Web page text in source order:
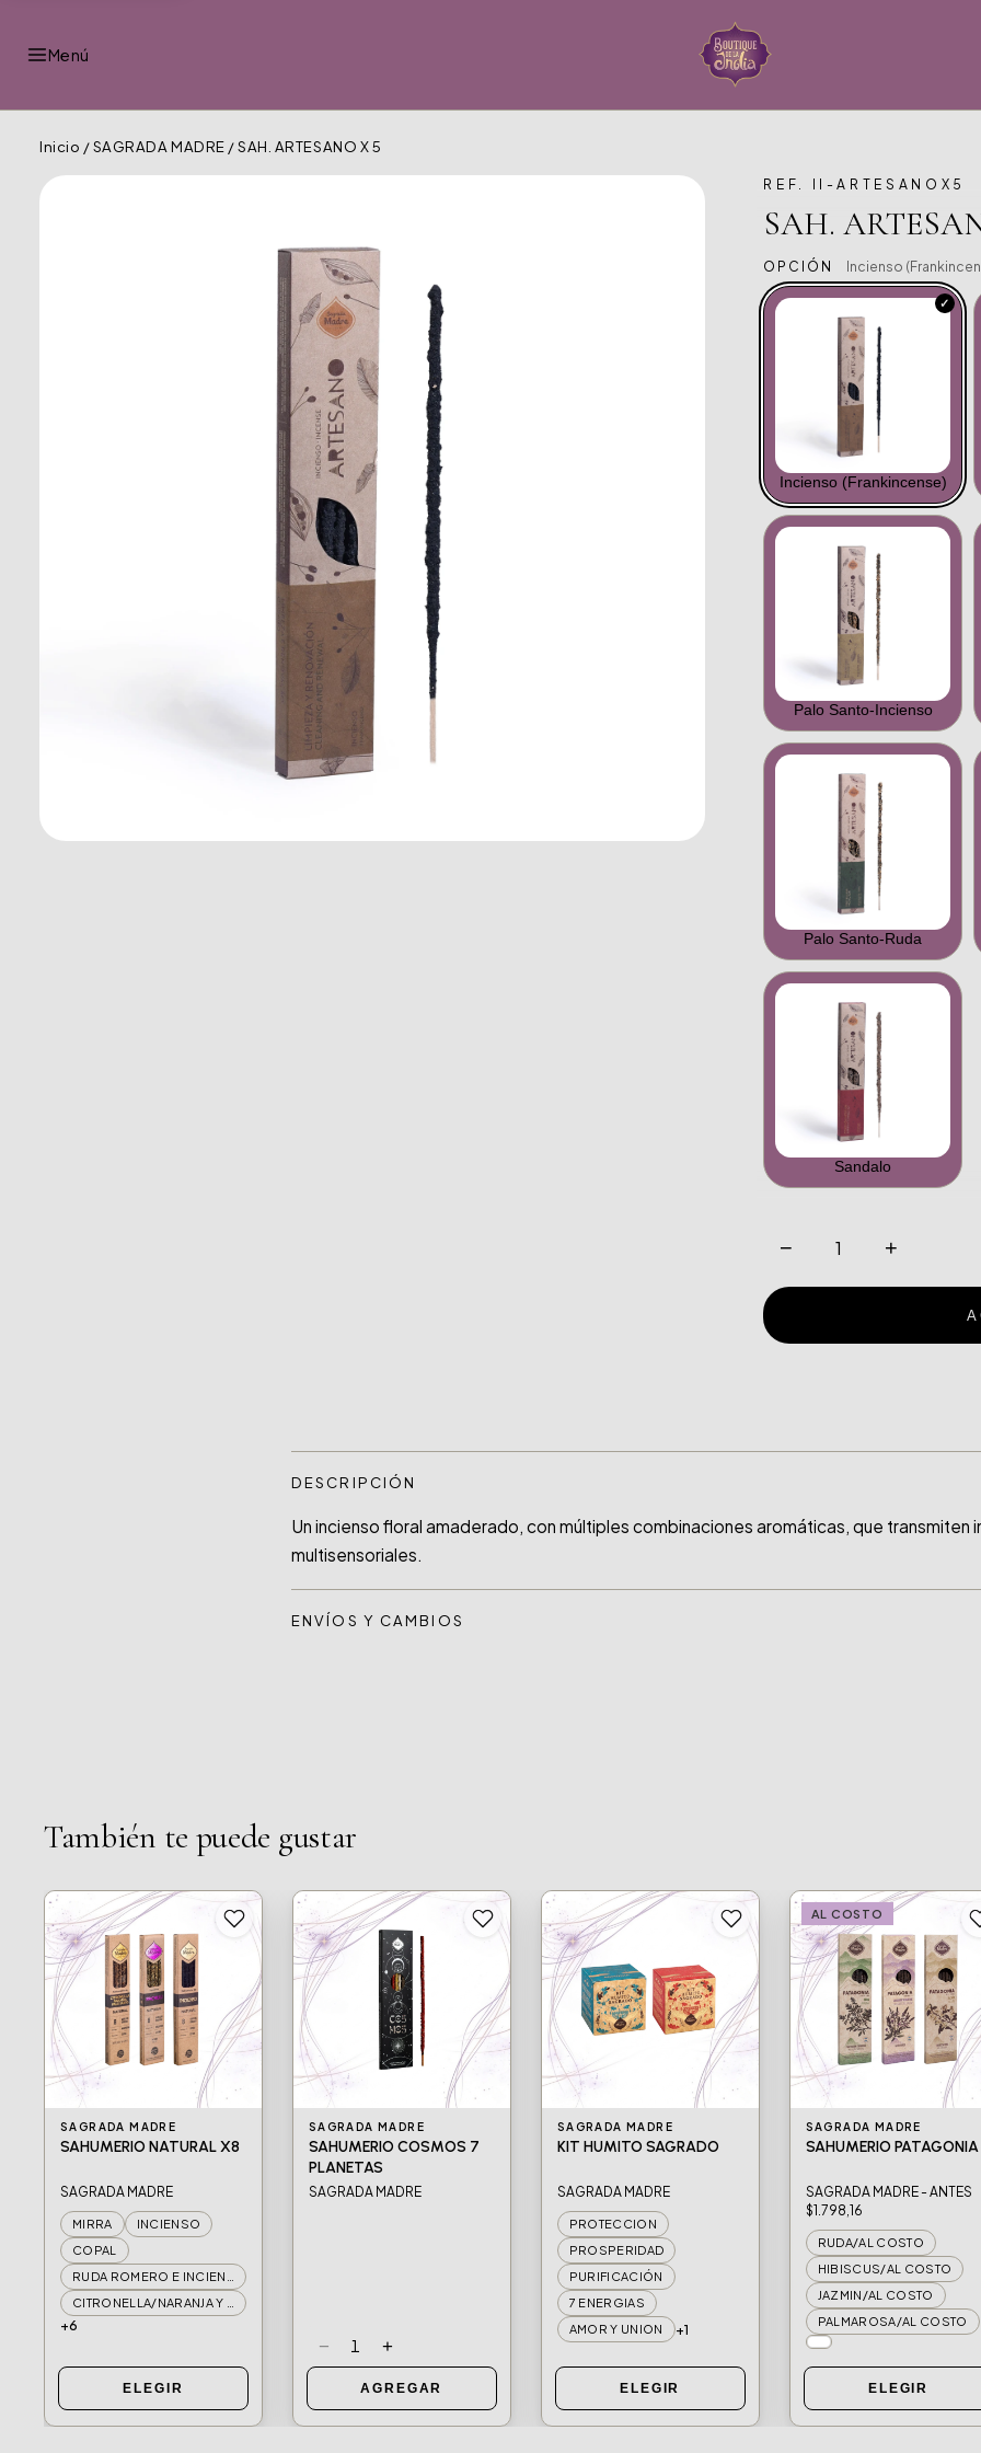
Menú
Inicio /SAGRADA MADRE /SAH. ARTESANO X 5
REF. II-ARTESANOX5
SAH.
OPCIÓN Incienso
Incienso (frankincense)
Palo Santo-Incienso
Palo Santo-Ruda
Sandalo
− +
DESCRIPCIÓN
Un incienso floral amaderado, con múltiples combinaciones aromáticas, que transmiten
ENVÍOS Y CAMBIOS
También te puede gustar
SAGRADA MADRE
SAHUMERIO NATURAL X8
SAGRADA MADRE
MIRRA
INCIENSO
COPAL
+6
ELEGIR
SAGRADA MADRE
SAHUMERIO COSMOS 7
PLANETAS
SAGRADA MADRE
− 1 +
AGREGAR
SAGRADA MADRE
KIT HUMITO SAGRADO
SAGRADA MADRE
PROTECCION
PROSPERIDAD
PURIFICACIÓN
7 ENERGIAS
AMOR Y UNION
+1
ELEGIR
AL COSTO
SAGRADA MADRE
SAHUMERIO PATAGONIA
SAGRADA MADRE - ANTES
$1.798,16
RUDA/AL COSTO
HIBISCUS/AL COSTO
JAZMIN/AL COSTO
PALMAROSA/AL COSTO
ELEGIR